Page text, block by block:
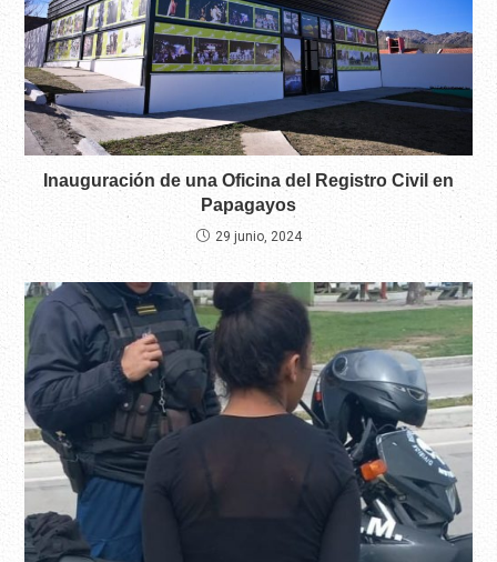
Inauguración de una Oficina del Registro Civil en
Papagayos
29 junio, 2024